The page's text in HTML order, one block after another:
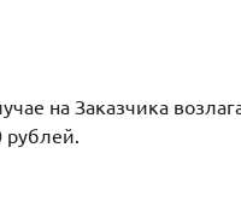
на Заказчика
рублей.